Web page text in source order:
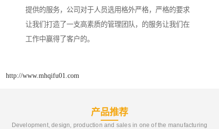
提供的服务，公司对于人员选用格外严格，严格的要求
让我们打造了一支高素质的管理团队，的服务让我们在
工作中赢得了客户的。
http://www.mhqifu01.com
产品推荐
Development, design, production and sales in one of the manufacturing